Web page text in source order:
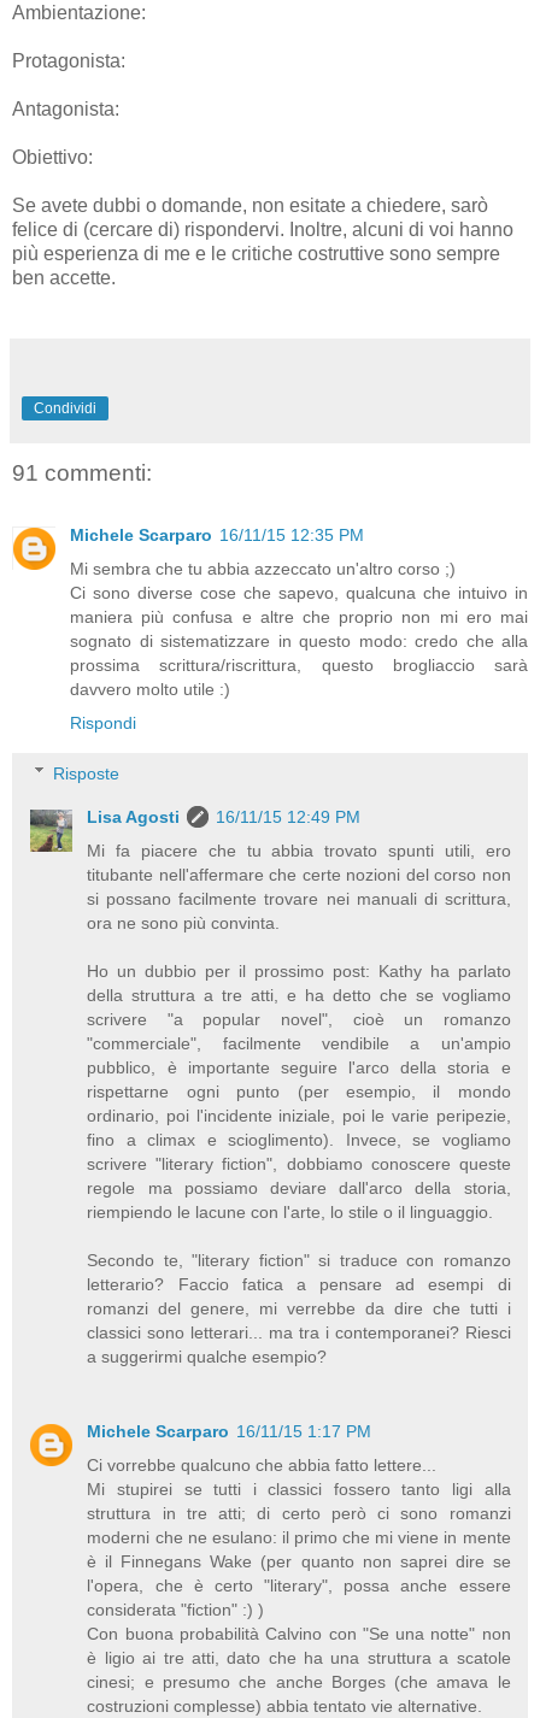
Ambientazione:
Protagonista:
Antagonista:
Obiettivo:
Se avete dubbi o domande, non esitate a chiedere, sarò
felice di (cercare di) rispondervi. Inoltre, alcuni di voi hanno
più esperienza di me e le critiche costruttive sono sempre
ben accette.
Condividi
91 commenti:
Michele Scarparo 16/11/15 12:35 PM
Mi sembra che tu abbia azzeccato un'altro corso ;)
Ci sono diverse cose che sapevo, qualcuna che intuivo in
maniera più confusa e altre che proprio non mi ero mai
sognato di sistematizzare in questo modo: credo che alla
prossima scrittura/riscrittura, questo brogliaccio sarà
davvero molto utile :)
Rispondi
Risposte
Lisa Agosti
16/11/15 12:49 PM
Mi fa piacere che tu abbia trovato spunti utili, ero
titubante nell'affermare che certe nozioni del corso non
si possano facilmente trovare nei manuali di scrittura,
ora ne sono più convinta.
Ho un dubbio per il prossimo post: Kathy ha parlato
della struttura a tre atti, e ha detto che se vogliamo
scrivere "a popular novel", cioè un romanzo
"commerciale", facilmente vendibile a un'ampio
pubblico, è importante seguire l'arco della storia e
rispettarne ogni punto (per esempio, il mondo
ordinario, poi l'incidente iniziale, poi le varie peripezie,
fino a climax e scioglimento). Invece, se vogliamo
scrivere "literary fiction", dobbiamo conoscere queste
regole ma possiamo deviare dall'arco della storia,
riempiendo le lacune con l'arte, lo stile o il linguaggio.
Secondo te, "literary fiction" si traduce con romanzo
letterario? Faccio fatica a pensare ad esempi di
romanzi del genere, mi verrebbe da dire che tutti i
classici sono letterari... ma tra i contemporanei? Riesci
a suggerirmi qualche esempio?
Michele Scarparo 16/11/15 1:17 PM
Ci vorrebbe qualcuno che abbia fatto lettere...
Mi stupirei se tutti i classici fossero tanto ligi alla
struttura in tre atti; di certo però ci sono romanzi
moderni che ne esulano: il primo che mi viene in mente
è il Finnegans Wake (per quanto non saprei dire se
l'opera, che è certo "literary", possa anche essere
considerata "fiction" :) )
Con buona probabilità Calvino con "Se una notte" non
è ligio ai tre atti, dato che ha una struttura a scatole
cinesi; e presumo che anche Borges (che amava le
costruzioni complesse) abbia tentato vie alternative.